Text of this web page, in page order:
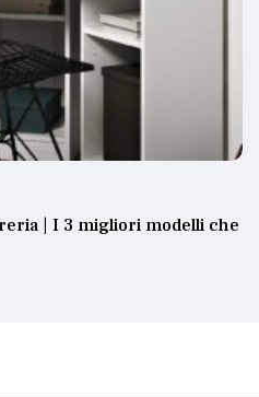
| I 3 migliori modelli che